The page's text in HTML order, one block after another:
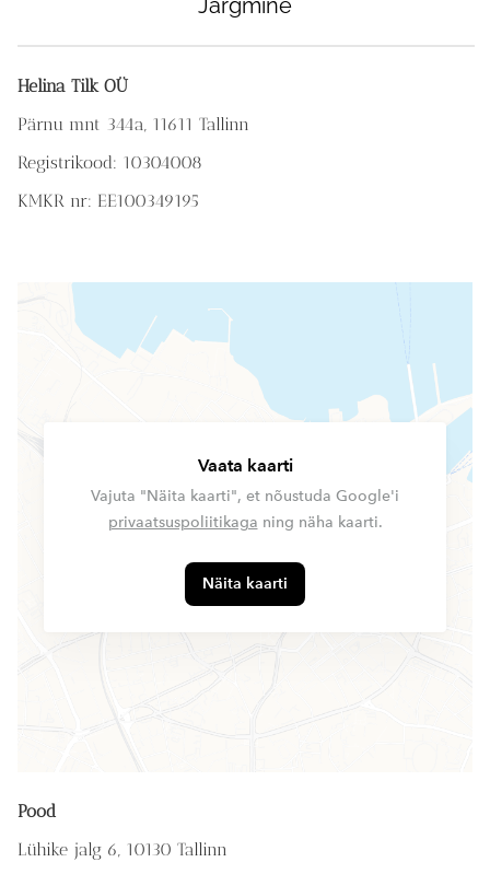
Helina Tilk OÜ
Pärnu mnt 344a, 11611 Tallinn
Registrikood: 10304008
KMKR nr: EE100349195
Vaata kaarti
Vajuta "Näita kaarti", et nõustuda Google'i
privaatsuspoliitikaga ning näha kaarti.
Näita kaarti
Pood
Lühike jalg 6, 10130 Tallinn